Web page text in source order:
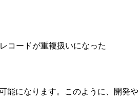
コードが重複扱いになった
能になります。このように、開発や